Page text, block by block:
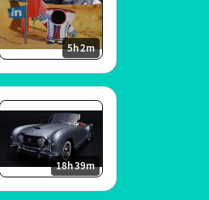
5h 2m
18h 39m